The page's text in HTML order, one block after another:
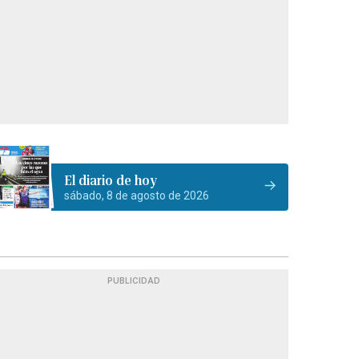
El diario de hoy
sábado, 8 de agosto de 2026
PUBLICIDAD